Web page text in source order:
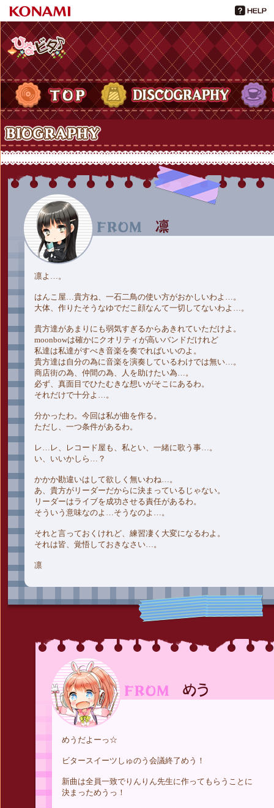
ひなビタ♪
TOP DISCOGRAPHY
Biography
凛よ…。
はんこ屋…貴方ね、一石二鳥の使い方がおかしいわよ…。
大体、作りたそうなゆでだこ顔なんて一切してないわよ…。
貴方達があまりにも弱気すぎるからあきれていただけよ。
moonbowは確かにクオリティが高いバンドだけれど
私達は私達がすべき音楽を奏でればいいのよ。
貴方達は自分の為に音楽を演奏しているわけでは無い…。
商店街の為、仲間の為、人を助けたい為…。
必ず、真面目でひたむきな想いがそこにあるわ。
それだけで十分よ…。
分かったわ。今回は私が曲を作る。
ただし、一つ条件があるわ。
レ…レ、レコード屋も、私とい、一緒に歌う事…。
い、いいかしら…？
かかか勘違いはして欲しく無いわね…。
あ、貴方がリーダーだからに決まっているじゃない。
リーダーはライブを成功させる責任があるわ。
そういう意味なのよ…そうなのよ…。
それと言っておくけれど、練習凄く大変になるわよ。
それは皆、覚悟しておきなさい…。
凛
めうだよーっ☆
ビタースイーツしゅのう会議終了めう！
新曲は全員一致でりんりん先生に作ってもらうことに
決まっためうっ！